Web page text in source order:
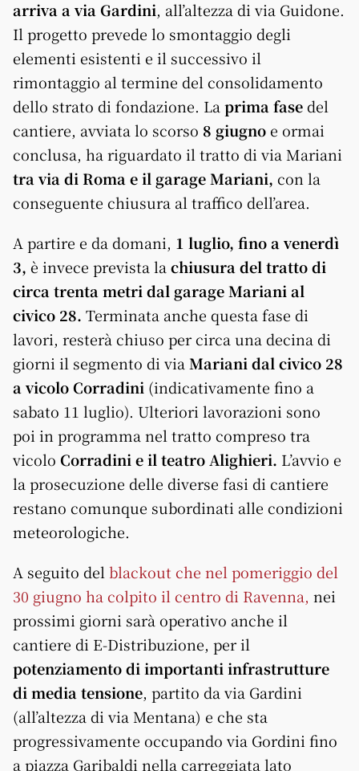
arriva a via Gardini, all’altezza di via Guidone.
Il progetto prevede lo smontaggio degli
elementi esistenti e il successivo il
rimontaggio al termine del consolidamento
dello strato di fondazione. La prima fasedel
cantiere, avviata lo scorso 8 giugnoe ormai
conclusa, ha riguardato il tratto di via Mariani
tra via di Roma e il garage Mariani, con la
conseguente chiusura al traffico dell’area.
A partire e da domani, 1 luglio, fino a venerdì
3, è invece prevista la chiusura del tratto di
circa trenta metri dal garage Mariani al
civico 28. Terminata anche questa fase di
lavori, resterà chiuso per circa una decina di
giorni il segmento di via Mariani dal civico 28
a vicolo Corradini (indicativamente fino a
sabato 11 luglio). Ulteriori lavorazioni sono
poi in programma nel tratto compreso tra
vicolo Corradini e il teatro Alighieri. L’avvio e
la prosecuzione delle diverse fasi di cantiere
restano comunque subordinati alle condizioni
meteorologiche.
A seguito del blackout che nel pomeriggio del
30 giugno ha colpito il centro di Ravenna, nei
prossimi giorni sarà operativo anche il
cantiere di E-Distribuzione, per il
potenziamento di importanti infrastrutture
di media tensione, partito da via Gardini
(all’altezza di via Mentana) e che sta
progressivamente occupando via Gordini fino
a piazza Garibaldi nella carreggiata lato